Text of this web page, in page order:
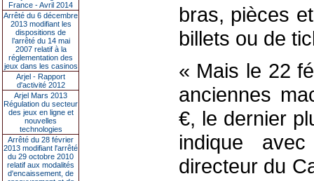
France - Avril 2014
Arrêté du 6 décembre
2013 modifiant les
dispositions de
l’arrêté du 14 mai
2007 relatif à la
réglementation des
jeux dans les casinos
Arjel - Rapport
d'activité 2012
Arjel Mars 2013
Régulation du secteur
des jeux en ligne et
nouvelles
technologies
Arrêté du 28 février
2013 modifiant l'arrêté
du 29 octobre 2010
relatif aux modalités
d'encaissement, de
bras, pièces
billets ou de
« Mais le 22
anciennes
€, le dernier
indique
directeur du